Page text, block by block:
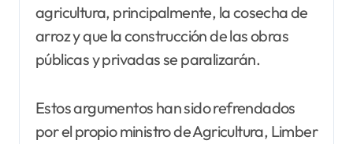
agricultura, principalmente, la cosecha de
arroz y que la construcción de las obras
públicas y privadas se paralizarán.
Estos argumentos han sido refrendados
por el propio ministro de Agricultura, Limber